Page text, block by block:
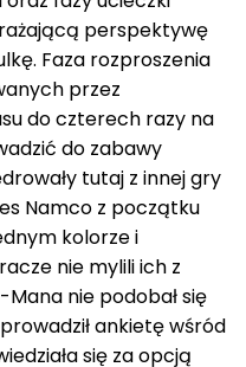
perspektywę
Faza rozproszenia
przez
do czterech razy na
do zabawy
tutaj z innej gry
Namco z początku
kolorze i
nie mylili ich z
nie podobał się
ankietę wśród
się za opcją